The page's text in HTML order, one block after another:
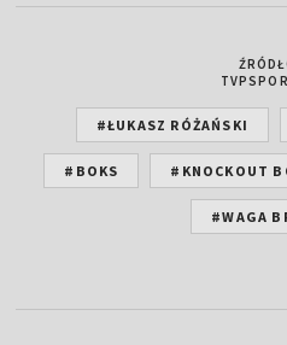
#ŁUKASZ RÓŻAŃSKI
#BOKS #KNOCKOUT
#WAGA